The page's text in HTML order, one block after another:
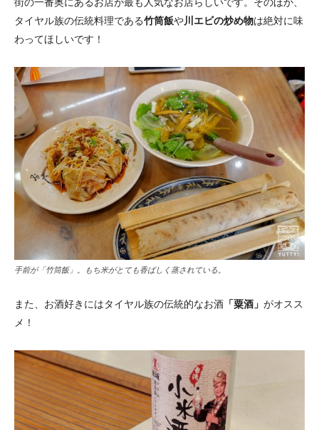
タイヤル族の伝統料理である竹筒飯や川エビの炒め物は絶対に味
わってほしいです！
手前が「竹筒飯」。もち米がとても香ばしく蒸されている。
また、お酒好きにはタイヤル族の伝統的なお酒 「粟酒」 がオスス
メ！